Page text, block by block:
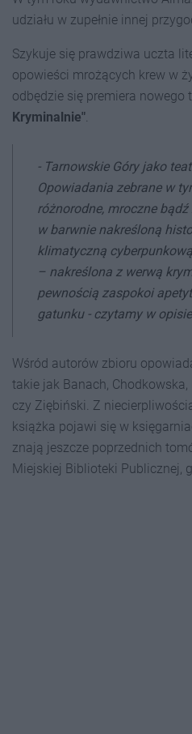
udziału w zupełnie innej
Szykuje się prawdziwa uczta
opowieści mrożących krew w
odbędzie się premiera nowego
Kryminalnie"
- Tarnowskie Góry jako
Opowiadania zebrane w
różnorodne, mroczne
w barwnie nakreśloną
klimatyczną
– nakreślona z werwą
pewnością zaspokoi
gatunku- czytamy w
Wśród autorów zbioru
takie jak Banach, Chodkowska,
czy Ziębiński. Z
książka pojawi się w
znają jeszcze poprzednich
Miejskiej Biblioteki Publicznej,